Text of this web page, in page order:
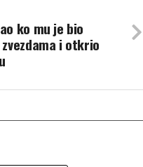
ko mu je bio
i otkrio